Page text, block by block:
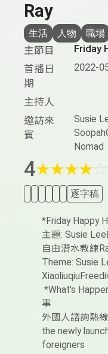
Ray
生活 人物 職場
主節目
Friday
首播日
期
2022-
主持人
邀訪來
賓
Susie
Nomad
4★★★★
逐字稿
*Friday Happy
主題: Susie
自由潛水教練
Theme: Susie
*What's
事
外國人諮詢熱
the newly
foreigners